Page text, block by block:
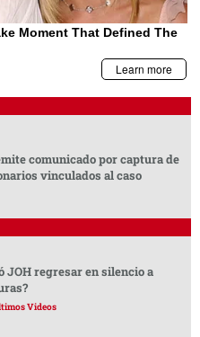
comunicado por captura de
vinculados al caso
JOH regresar en silencio a
Videos